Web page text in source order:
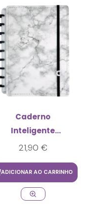
Caderno
Inteligente
Bianco Médio
21,90 €
ADICIONAR AO CARRINHO